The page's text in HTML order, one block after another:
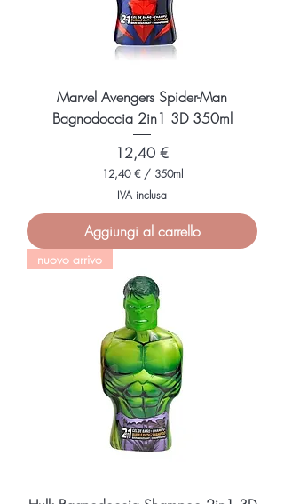
i
l
i
t
Marvel Avengers Spider-Man
Bagnodoccia 2in1 3D 350ml
Prezzo
12,40 €
12,40 € / 350ml
2
,
4
€
p
e
r
3
5
0
M
i
l
l
i
l
IVA inclusa
Aggiungi al carrello
nuovo arrivo